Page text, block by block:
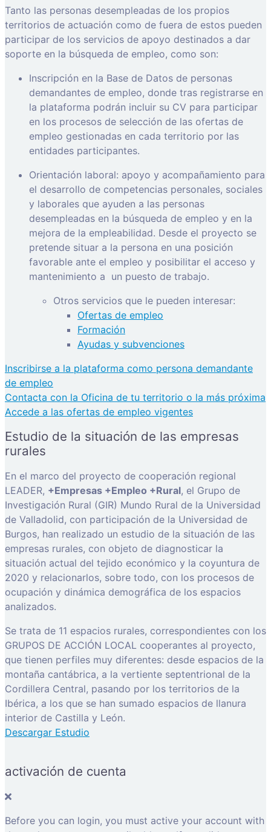
Tanto las personas desempleadas de los propios
territorios de actuación como de fuera de estos pueden
participar de los servicios de apoyo destinados a dar
soporte en la búsqueda de empleo, como son:
Inscripción en la Base de Datos de personas
demandantes de empleo, donde tras registrarse en
la plataforma podrán incluir su CV para participar
en los procesos de selección de las ofertas de
empleo gestionadas en cada territorio por las
entidades participantes.
Orientación laboral: apoyo y acompañamiento para
el desarrollo de competencias personales, sociales
y laborales que ayuden a las personas
desempleadas en la búsqueda de empleo y en la
mejora de la empleabilidad. Desde el proyecto se
pretende situar a la persona en una posición
favorable ante el empleo y posibilitar el acceso y
mantenimiento a un puesto de trabajo.
Otros servicios que le pueden interesar:
Ofertas de empleo
Formación
Ayudas y subvenciones
Inscribirse a la plataforma como persona demandante
de empleo
Contacta con la Oficina de tu territorio o la más próxima
Accede a las ofertas de empleo vigentes
Estudio de la situación de las empresas
rurales
En el marco del proyecto de cooperación regional
LEADER, +Empresas +Empleo +Rural, el Grupo de
Investigación Rural (GIR) Mundo Rural de la Universidad
de Valladolid, con participación de la Universidad de
Burgos, han realizado un estudio de la situación de las
empresas rurales, con objeto de diagnosticar la
situación actual del tejido económico y la coyuntura de
2020 y relacionarlos, sobre todo, con los procesos de
ocupación y dinámica demográfica de los espacios
analizados.
Se trata de 11 espacios rurales, correspondientes con los
GRUPOS DE ACCIÓN LOCAL cooperantes al proyecto,
que tienen perfiles muy diferentes: desde espacios de la
montaña cantábrica, a la vertiente septentrional de la
Cordillera Central, pasando por los territorios de la
Ibérica, a los que se han sumado espacios de llanura
interior de Castilla y León.
Descargar Estudio
activación de cuenta
Before you can login, you must active your account with